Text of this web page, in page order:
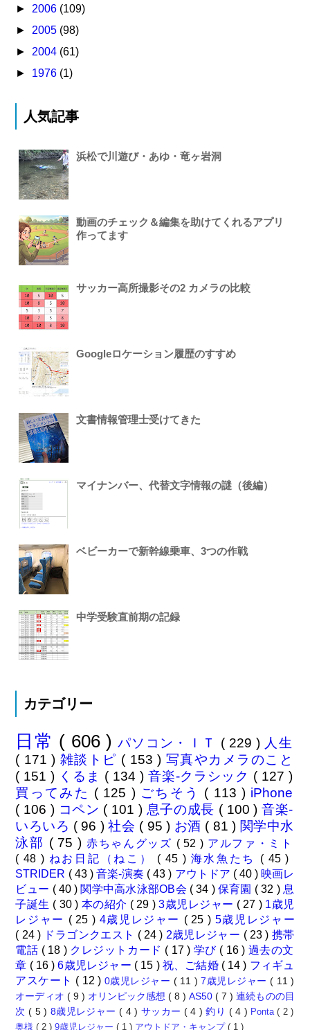
► 2006 (109)
► 2005 (98)
► 2004 (61)
► 1976 (1)
人気記事
浜松で川遊び・あゆ・竜ヶ岩洞
動画のチェック＆編集を助けてくれるアプリ
作ってます
サッカー高所撮影その2 カメラの比較
Googleロケーション履歴のすすめ
文書情報管理士受けてきた
マイナンバー、代替文字情報の謎（後編）
ベビーカーで新幹線乗車、3つの作戦
中学受験直前期の記録
カテゴリー
日常 ( 606 )パソコン・ＩＴ ( 229 ) 人生
( 171 ) 雑談トピ ( 153 ) 写真やカメラのこと
( 151 ) くるま ( 134 ) 音楽-クラシック ( 127 )
買ってみた ( 125 ) ごちそう ( 113 ) iPhone
( 106 ) コペン ( 101 ) 息子の成長 ( 100 )音楽-
いろいろ ( 96 )社会 ( 95 ) お酒 ( 81 ) 関学中水
泳部 ( 75 ) 赤ちゃんグッズ ( 52 ) アルファ・ミト
( 48 ) ねお日記（ねこ） ( 45 ) 海水魚たち ( 45 )
STRIDER ( 43 ) 音楽-演奏 ( 43 ) アウトドア ( 40 ) 映画レ
ビュー ( 40 ) 関学中高水泳部OB会 ( 34 ) 保育園 ( 32 ) 息
子誕生 ( 30 ) 本の紹介 ( 29 )3歳児レジャー ( 27 ) 1歳児
レジャー ( 25 ) 4歳児レジャー ( 25 ) 5歳児レジャー
( 24 ) ドラゴンクエスト ( 24 ) 2歳児レジャー ( 23 ) 携帯
電話 ( 18 ) クレジットカード ( 17 ) 学び ( 16 ) 過去の文
章 ( 16 )6歳児レジャー ( 15 ) 祝、ご結婚 ( 14 ) フィギュ
アスケート ( 12 ) 0歳児レジャー ( 11 )7歳児レジャー( 11 )
オーディオ ( 9 ) オリンピック感想( 8 )AS50( 7 )連続ものの目
次( 5 ) 8歳児レジャー( 4 ) サッカー ( 4 )釣り ( 4 ) Ponta( 2 )
奥様( 2 )9歳児レジャー( 1 ) アウトドア・キャンプ( 1 )